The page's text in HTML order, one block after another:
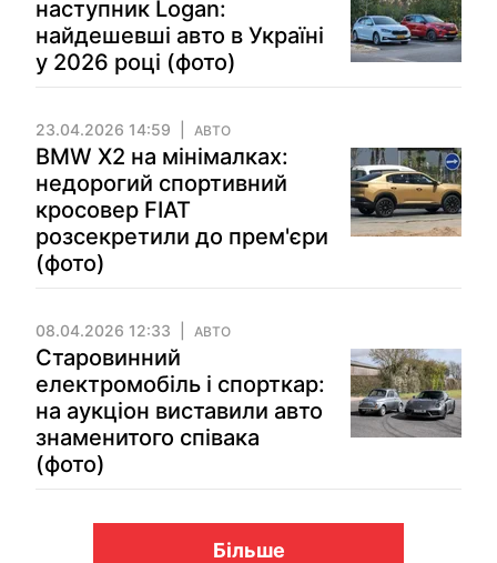
наступник Logan:
найдешевші авто в Україні
у 2026 році (фото)
23.04.2026 14:59 АВТО
BMW X2 на мінімалках:
недорогий спортивний
кросовер FIAT
розсекретили до прем'єри
(фото)
08.04.2026 12:33 АВТО
Старовинний
електромобіль і спорткар:
на аукціон виставили авто
знаменитого співака
(фото)
Більше